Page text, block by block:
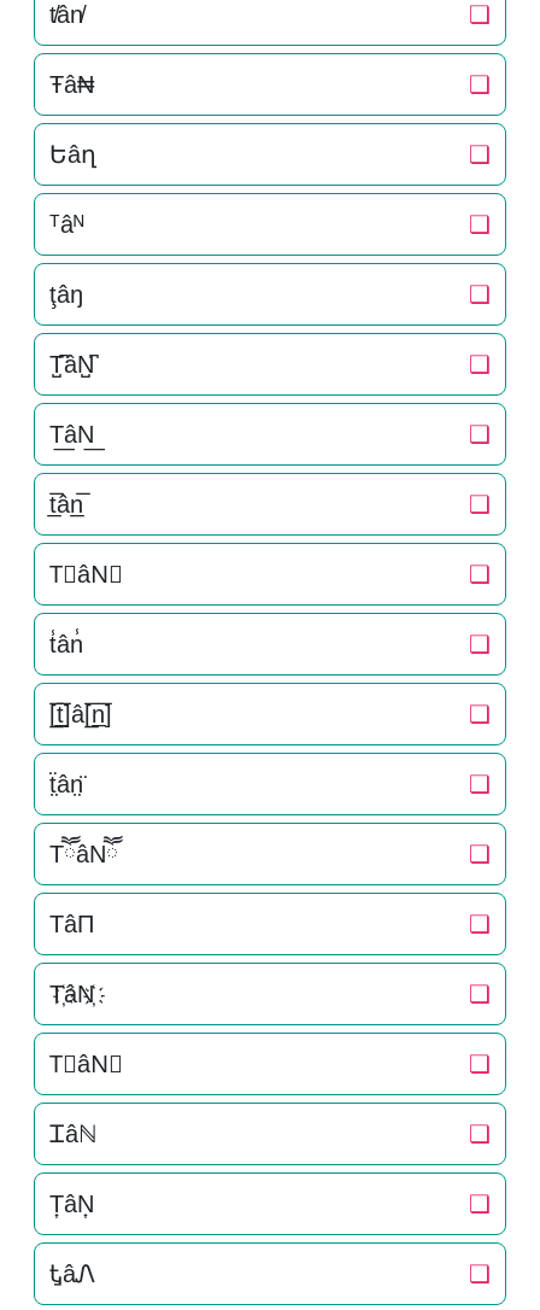
t̸ân̸ ❏
Ŧâ₦ ❏
Եâղ ❏
ᵀâᴺ ❏
ţâŋ ❏
T̺͆âN̺͆ ❏
T͟âN͟ ❏
t̲̅ân̲̅ ❏
T⃣âN⃣ ❏
t̾ân̾ ❏
[̲̅t̲̅]â[̲̅n̲̅] ❏
ẗ̤ân̤̈ ❏
TཽâNཽ ❏
TâΠ ❏
T҉âN҉ ❏
T⃜âN⃜ ❏
Ꮖâℕ ❏
T͎âN͎ ❏
ᎿâᏁ ❏